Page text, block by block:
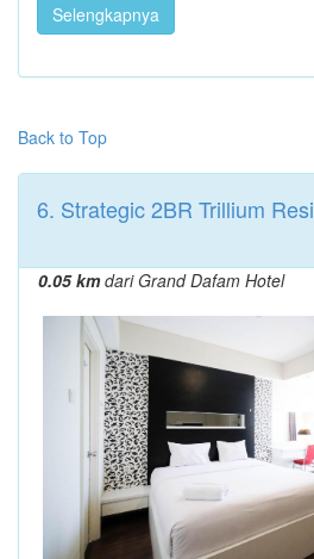
Selengkapnya
Back to Top
6. Strategic 2BR Trillium
0.05 kmdari Grand Dafam Hotel